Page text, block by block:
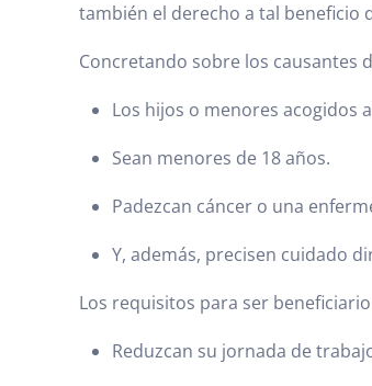
también el derecho a tal beneficio
Concretando sobre los causantes
Los hijos o menores acogidos
Sean menores de 18 años.
Padezcan cáncer o una
Y, además, precisen cuidado
Los requisitos para ser
Reduzcan su jornada de